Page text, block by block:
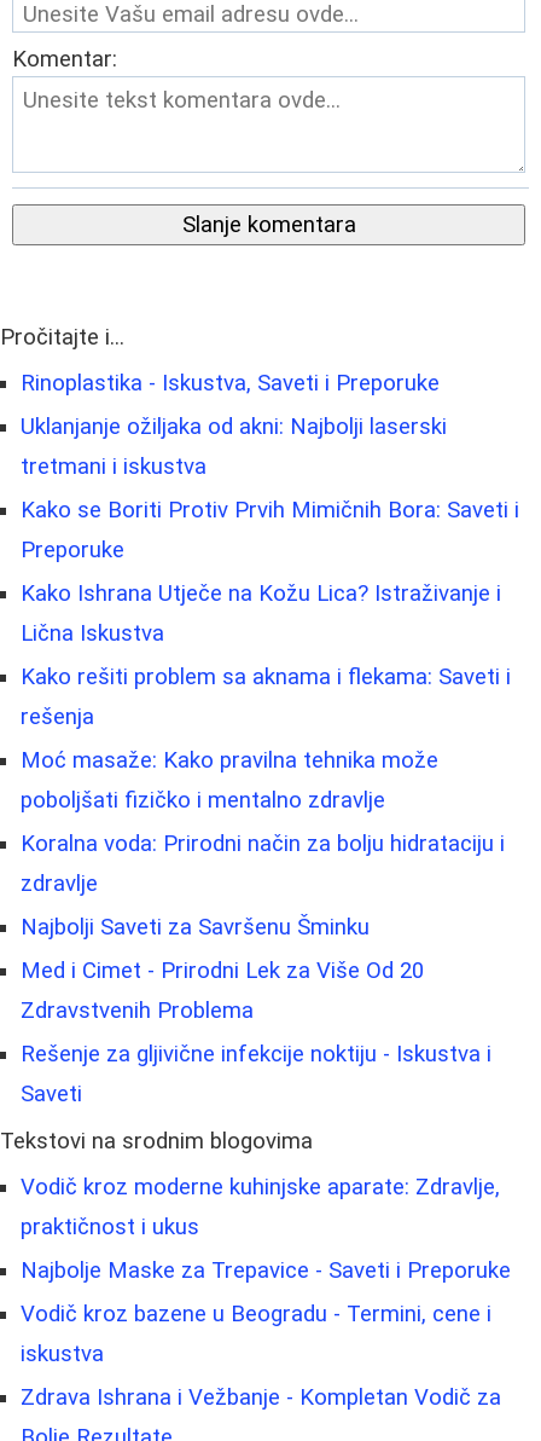
Komentar:
Slanje komentara
Pročitajte i...
Rinoplastika - Iskustva, Saveti i Preporuke
Uklanjanje ožiljaka od akni: Najbolji laserski
tretmani i iskustva
Kako se Boriti Protiv Prvih Mimičnih Bora: Saveti i
Preporuke
Kako Ishrana Utječe na Kožu Lica? Istraživanje i
Lična Iskustva
Kako rešiti problem sa aknama i flekama: Saveti i
rešenja
Moć masaže: Kako pravilna tehnika može
poboljšati fizičko i mentalno zdravlje
Koralna voda: Prirodni način za bolju hidrataciju i
zdravlje
Najbolji Saveti za Savršenu Šminku
Med i Cimet - Prirodni Lek za Više Od 20
Zdravstvenih Problema
Rešenje za gljivične infekcije noktiju - Iskustva i
Saveti
Tekstovi na srodnim blogovima
Vodič kroz moderne kuhinjske aparate: Zdravlje,
praktičnost i ukus
Najbolje Maske za Trepavice - Saveti i Preporuke
Vodič kroz bazene u Beogradu - Termini, cene i
iskustva
Zdrava Ishrana i Vežbanje - Kompletan Vodič za